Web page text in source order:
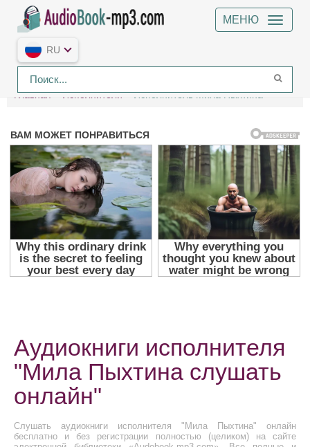
МЕНЮ
RU
Главная Исполнители Исполнитель Мила Пыхтина
Аудиокниги исполнителя
"Мила Пыхтина слушать
онлайн"
Слушать аудиокниги исполнителя "Мила Пыхтина" онлайн
бесплатно и без регистрации полностью (целиком) на сайте